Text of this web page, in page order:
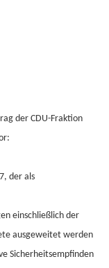
der CDU-Fraktion
der als
einschließlich der
ausgeweitet werden
Sicherheitsempfinden